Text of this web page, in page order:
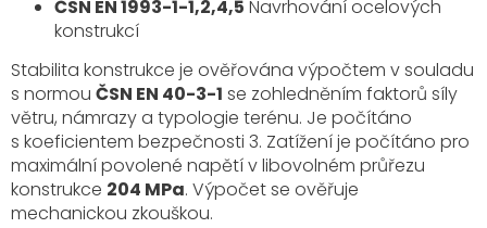
ČSN EN 1993-1-1,2,4,5 Navrhování ocelových
konstrukcí
Stabilita konstrukce je ověřována výpočtem v souladu
s normou ČSN EN 40-3-1 se zohledněním faktorů síly
větru, námrazy a typologie terénu. Je počítáno
s koeficientem bezpečnosti 3. Zatížení je počítáno pro
maximální povolené napětí v libovolném průřezu
konstrukce 204 MPa. Výpočet se ověřuje
mechanickou zkouškou.